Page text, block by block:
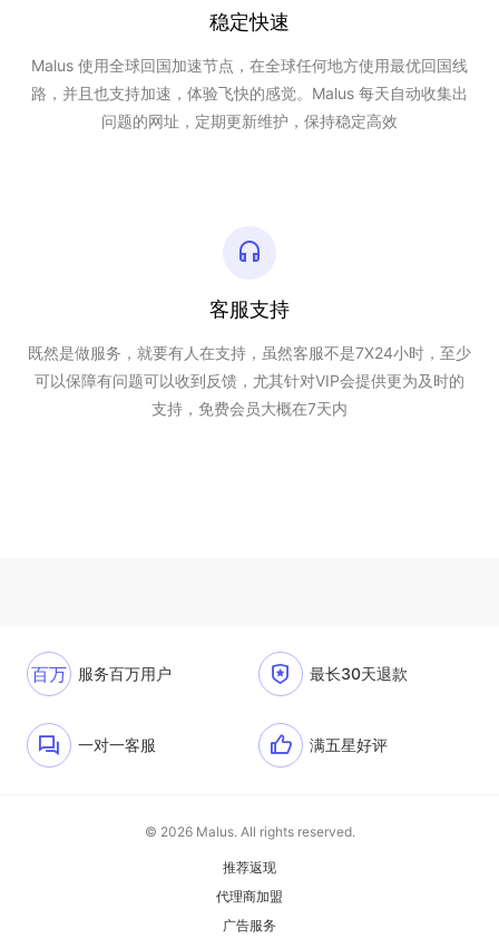
稳定快速
Malus 使用全球回国加速节点，在全球任何地方使用最优回国线
路，并且也支持加速，体验飞快的感觉。Malus 每天自动收集出
问题的网址，定期更新维护，保持稳定高效
客服支持
既然是做服务，就要有人在支持，虽然客服不是7X24小时，至少
可以保障有问题可以收到反馈，尤其针对VIP会提供更为及时的
支持，免费会员大概在7天内
百万 服务百万用户 最长30天退款
一对一客服 满五星好评
© 2026 Malus. All rights reserved.
推荐返现
代理商加盟
广告服务